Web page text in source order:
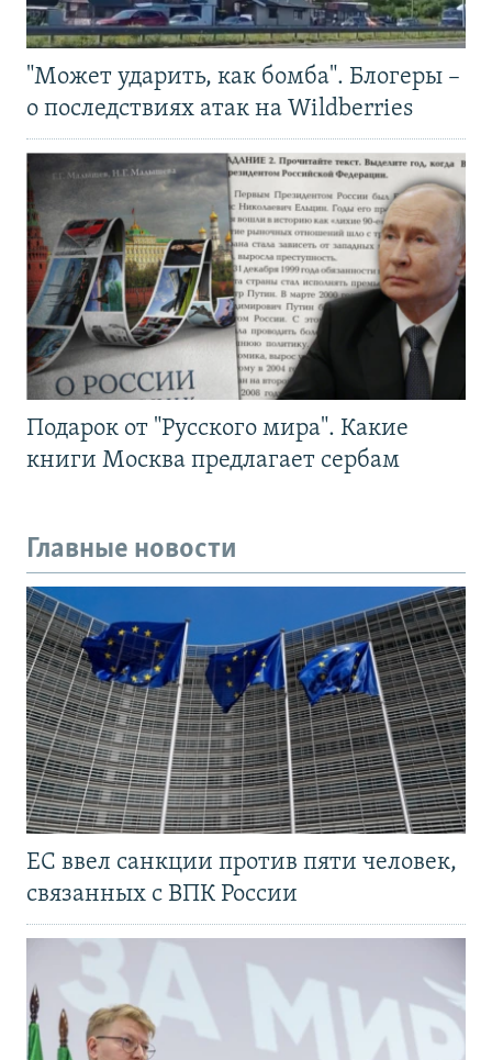
"Может ударить, как бомба". Блогеры –
о последствиях атак на Wildberries
Подарок от "Русского мира". Какие
книги Москва предлагает сербам
Главные новости
ЕС ввел санкции против пяти человек,
связанных с ВПК России